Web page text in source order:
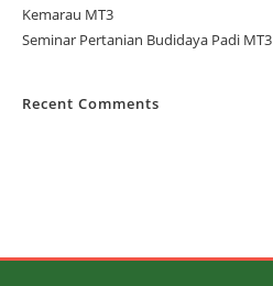
Kemarau MT3
Seminar Pertanian Budidaya Padi MT3
Recent Comments